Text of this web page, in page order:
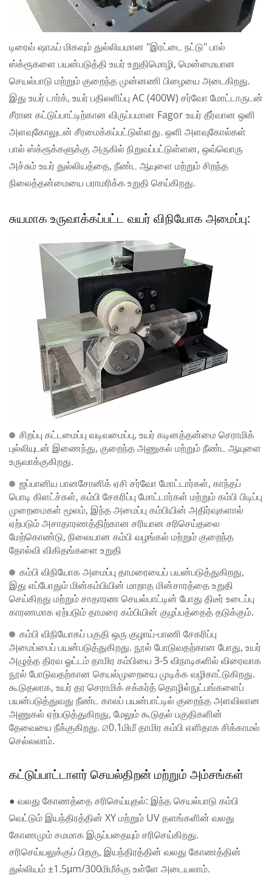
டிரைவ் ஷாஃப் மிகவும் துல்லியமான "இரட்டை நட்டு" பால்
ஸ்க்ரூகளை பயன்படுத்தி உயர் உறுதிமொழி, மென்மையான
செயல்பாடு மற்றும் குறைந்த முன்னணி பிழையை அடைகிறது.
இது உயர் டார்க், உயர் பதிலளிப்பு AC (400W) சர்வோ மோட்டாருடன்
சீரான கட்டுப்பாட்டிற்கான விருப்பமான Fagor உயர் தீர்வான ஒளி
அளவுகோலுடன் சீரமைக்கப்பட்டுள்ளது. ஒளி அளவுகோல்கள்
பால் ஸ்க்ரூக்களுக்கு அருகில் நிறுவப்பட்டுள்ளன, ஒவ்வொரு
அச்சும் உயர் துல்லியத்தை, நீண்ட ஆயுளை மற்றும் சிறந்த
நிலைத்தன்மையை பராமரிக்க உறுதி செய்கிறது.
சுயமாக உருவாக்கப்பட்ட வயர் விநியோக அமைப்பு:
சிறப்பு கட்டமைப்பு வடிவமைப்பு, உயர் கடினத்தன்மை செராமிக்
புல்லியுடன் இணைந்து, குறைந்த அணுகல் மற்றும் நீண்ட ஆயுளை
உருவாக்குகிறது.
ஜப்பானிய பானசோனிக் ஏசி சர்வோ மோட்டார்கள், காந்தப்
பொடி கிளட்ச்கள், கம்பி சேகரிப்பு மோட்டார்கள் மற்றும் கம்பி பிடிப்பு
முறைமைகள் மூலம், இந்த அமைப்பு கம்பியின் அதிர்வுகளால்
ஏற்படும் அசாதாரணத்திற்கான சரியான சரிசெய்தலை
மேற்கொண்டு, நிலையான கம்பி வழங்கல் மற்றும் குறைந்த
தோல்வி விகிதங்களை உறுதி
கம்பி விநியோக அமைப்பு தாமரையைப் பயன்படுத்துகிறது,
இது எப்போதும் மின்கம்பியின் மாறாத மின்சாரத்தை உறுதி
செய்கிறது மற்றும் சாதாரண செயல்பாட்டின் போது திடீர் உடைப்பு
காரணமாக ஏற்படும் தாமரை கம்பியின் குழப்பத்தைத் தடுக்கும்.
கம்பி விநியோகப் பகுதி ஒரு குழாய்-பாணி சேகரிப்பு
அமைப்பைப் பயன்படுத்துகிறது. நூல் போடுவதற்கான போது, உயர்
அழுத்த திரவ ஓட்டம் தாமிர கம்பியை 3-5 விநாடிகளில் விரைவாக
நூல் போடுவதற்கான செயல்முறையை முடிக்க வழிகாட்டுகிறது.
கூடுதலாக, உயர் தர செராமிக் சக்கர்த் தொழில்நுட்பங்களைப்
பயன்படுத்துவது நீண்ட காலப் பயன்பாட்டில் குறைந்த அளவிலான
அணுகல் ஏற்படுத்துகிறது, மேலும் கூடுதல் பகுதிகளின்
தேவையை நீக்குகிறது. ∅0.1மிமீ தாமிர கம்பி எளிதாக சிக்காமல்
செல்லலாம்.
கட்டுப்பாட்டாளர் செயல்திறன் மற்றும் அம்சங்கள்
● வலது கோணத்தை சரிசெய்யுதல்: இந்த செயல்பாடு கம்பி
வெட்டும் இயந்திரத்தின் XY மற்றும் UV தளங்களின் வலது
கோணமும் சமமாக இருப்பதையும் சரிசெய்கிறது.
சரிசெய்யலுக்குப் பிறகு, இயந்திரத்தின் வலது கோணத்தின்
துல்லியம் ±1.5μm/300மிமீக்கு உள்ளே அடையலாம்.